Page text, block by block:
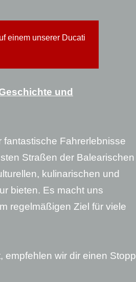
einem unserer Ducati
und
fantastische Fahrerlebnisse
Straßen der Balearischen
kulinarischen und
bieten. Es macht uns
regelmäßigen Ziel für viele
wir dir einen Stopp